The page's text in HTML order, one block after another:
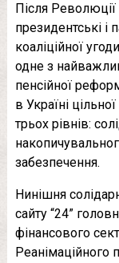
Після Революції
президентські і
коаліційної
одне з
пенсійної
в Україні
трьох рівнів:
забезпечення.
Нинішня
сайту “24”
фінансового
Реанімаційного